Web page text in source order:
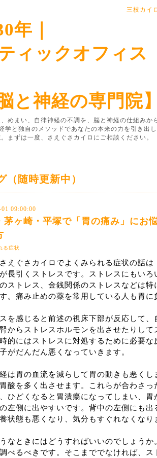
三枝カイ
年｜
ィックオフィス
と神経の専門院】
めまい、自律神経の不調を、脳と神経の仕組みか
と独自のメソッドであなたの本来の力を引き出し
まずは一度、さえぐさカイロにご相談ください。
（随時更新中）
09:00:00
茅ヶ崎・平塚で「胃の痛み」にお
る症状
えぐさカイロでよくみられる症状の話は
長引くストレスです。ストレスにもい
ストレス、金銭関係のストレスなどは
。痛み止めの薬を常用している人も胃に
を感じると前述の視床下部が反応して
からストレスホルモンを出させたりし
的にはストレスに対処するために必要
がだんだん悪くなっていきます。
は胃の血流を減らして胃の動きも悪く
酸を多く出させます。これらが合わさ
ひどくなると胃潰瘍になってしまい、
左側に出やすいです。背中の左側にも
状態も悪くなり、気分もすぐれなくなり
なときにはどうすればいいのでしょう
べるべきです。そこまででなければ、